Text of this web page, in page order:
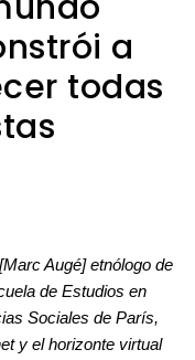
a
todas
Augé] etnólogo de
de Estudios en
Sociales de París,
y el horizonte virtual